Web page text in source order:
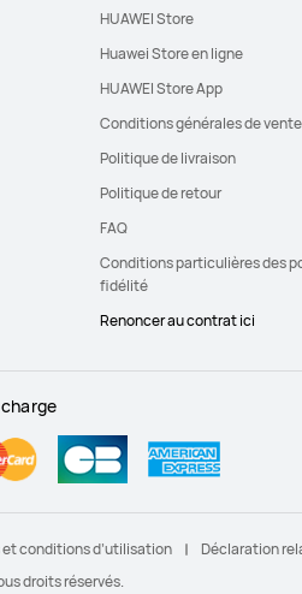
HUAWEI Store
Huawei Store en ligne
HUAWEI Store App
Conditions générales de vente
Politique de livraison
Politique de retour
FAQ
Conditions particulières des
fidélité
Renoncer au contrat ici
droits réservés.
conditions d’utilisation Déclaration